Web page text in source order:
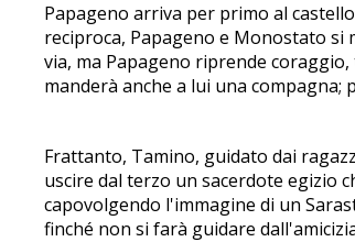
Papageno arriva per primo al
reciproca, Papageno e Monostato si
via, ma Papageno riprende
manderà anche a lui una compagna;
Frattanto, Tamino, guidato dai
uscire dal terzo un sacerdote egizio
capovolgendo l'immagine di un
finché non si farà guidare